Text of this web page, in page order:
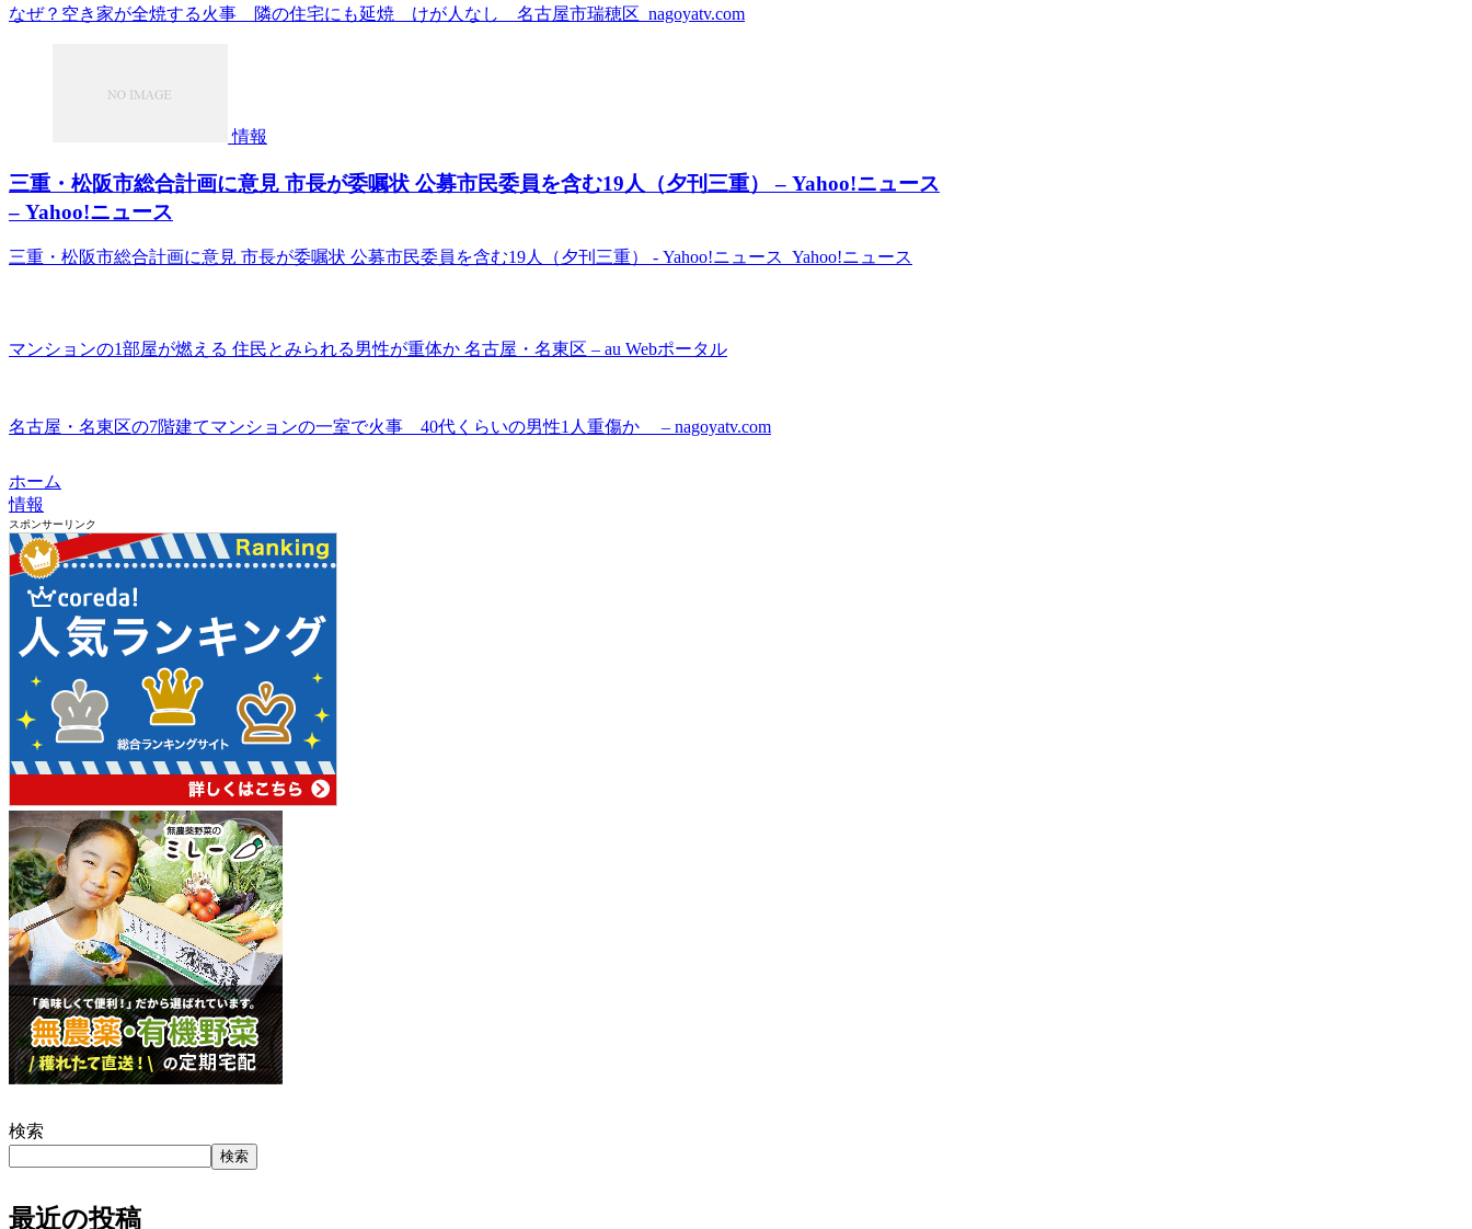
なぜ？空き家が全焼する火事 隣の住宅にも延焼 けが人なし 名古屋市瑞穂区 nagoyatv.com
情報
三重・松阪市総合計画に意見 市長が委嘱状 公募市民委員を含む19人（夕刊三重） – Yahoo!ニュース
– Yahoo!ニュース
三重・松阪市総合計画に意見 市長が委嘱状 公募市民委員を含む19人（夕刊三重） - Yahoo!ニュース Yahoo!ニュース
マンションの1部屋が燃える 住民とみられる男性が重体か 名古屋・名東区 – au Webポータル
名古屋・名東区の7階建てマンションの一室で火事 40代くらいの男性1人重傷か – nagoyatv.com
ホーム
情報
スポンサーリンク
検索
検索
最近の投稿